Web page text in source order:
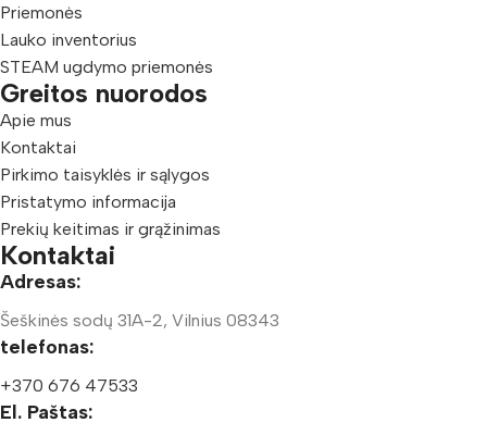
Priemonės
Lauko inventorius
STEAM ugdymo priemonės
Greitos nuorodos
Apie mus
Kontaktai
Pirkimo taisyklės ir sąlygos
Pristatymo informacija
Prekių keitimas ir grąžinimas
Kontaktai
Adresas:
Šeškinės sodų 31A-2, Vilnius 08343
telefonas:
+370 676 47533
El. Paštas: